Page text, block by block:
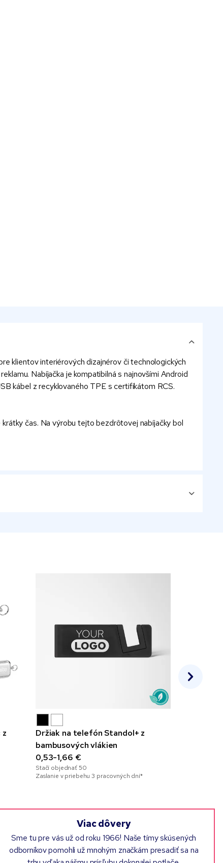
klientov interiérových dizajnérov či technologických
Nabíjačka je kompatibilná s najnovšími Android
kábel z recyklovaného TPE s certifikátom RCS.
čas. Na výrobu tejto bezdrôtovej nabíjačky bol
z
Držiak na telefón Standol+ z
bambusových vlákien
0,53-1,66 €
Stačí objednať50
Zaslanie v priebehu 3 pracovných dní*
Viac dôvery
Sme tu pre vás už od roku 1966! Naše tímy skúsených
odborníkov pomohli už mnohým značkám presadiť sa na